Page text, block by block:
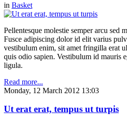
in Basket
Pellentesque molestie semper arcu sed
Fusce adipiscing dolor id elit varius
vestibulum enim, sit amet fringilla erat
quis odio sapien. Vestibulum id mauris
ligula.
Read more...
Monday, 12 March 2012 13:03
Ut erat erat, tempus ut turpis